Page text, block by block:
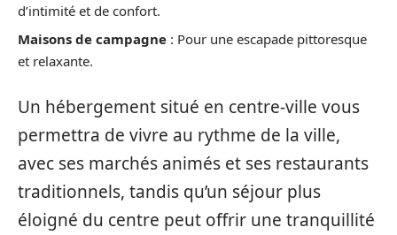
d’intimité et de confort.
Maisons de campagne : Pour une escapade pittoresque
et relaxante.
Un hébergement situé en centre-ville vous
permettra de vivre au rythme de la ville,
avec ses marchés animés et ses restaurants
traditionnels, tandis qu’un séjour plus
éloigné du centre peut offrir une tranquillité